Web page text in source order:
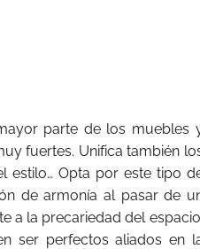
parte de los muebles
fuertes. Unifica también
estilo… Opta por este tipo
de armonía al pasar de
a la precariedad del
ser perfectos aliados en